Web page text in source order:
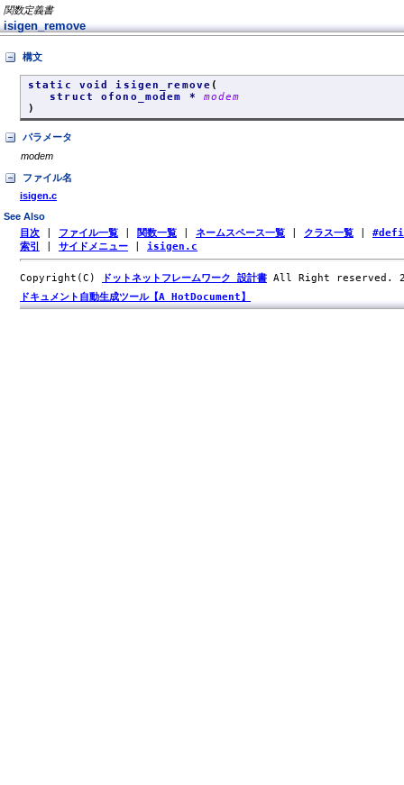
関数定義書
isigen_remove
構文
static void isigen_remove (
struct ofono_modem * modem
)
パラメータ
modem
ファイル名
isigen.c
See Also
目次 ファイル一覧 関数一覧 ネームスペース一覧 クラス一覧
索引
サイドメニュー isigen.c
Copyright(C) ドットネットフレームワーク 設計書 All Right reserved.
ドキュメント自動生成ツール【A HotDocument】